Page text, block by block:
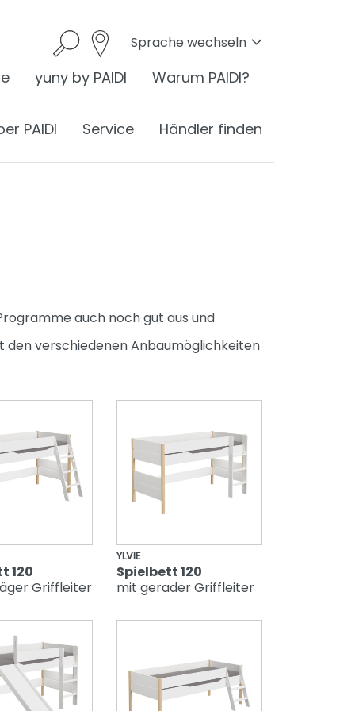
Sprache wechseln
yuny by PAIDI Warum PAIDI?
PAIDI Service Händler finden
am Schreibtisch
ergonomisches Sitzen
auch noch gut aus und
den verschiedenen Anbaumöglichkeiten
120
Griffleiter
YLVIE
Spielbett 120
mit gerader Griffleiter